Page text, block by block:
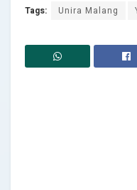
Tags: Unira Malang